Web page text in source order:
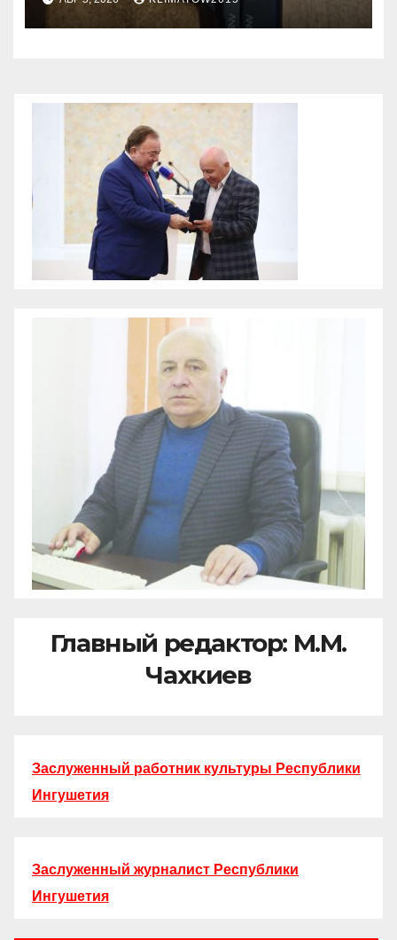
Главный редактор: М.М.
Чахкиев
Заслуженный работник культуры Республики
Ингушетия
Заслуженный журналист Республики
Ингушетия